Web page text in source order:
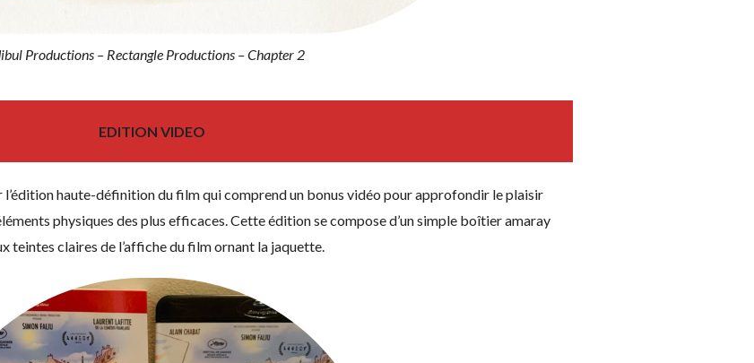
Productions – Rectangle Productions – Chapter 2
EDITION VIDEO
l’édition haute-définition du film qui comprend un bonus vidéo pour approfondir le plaisir
physiques des plus efficaces. Cette édition se compose d’un simple boîtier amaray
teintes claires de l’affiche du film ornant la jaquette.